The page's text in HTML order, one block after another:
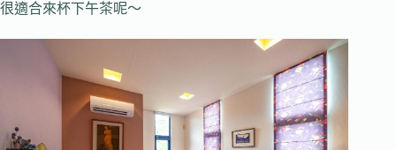
很適合來杯下午茶呢～